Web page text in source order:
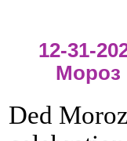
12-31-
Мороз
Ded